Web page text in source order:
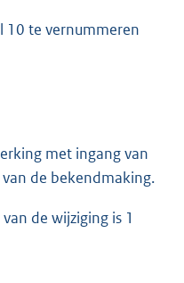
10 te vernummeren
met ingang van
de bekendmaking.
de wijziging is 1